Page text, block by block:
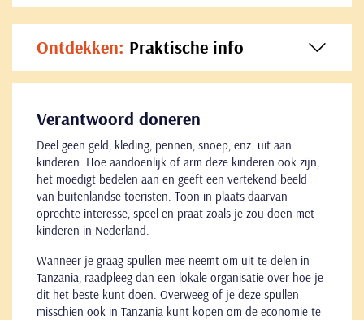
Ontdekken: Praktische info
Verantwoord doneren
Deel geen geld, kleding, pennen, snoep, enz. uit aan
kinderen. Hoe aandoenlijk of arm deze kinderen ook zijn,
het moedigt bedelen aan en geeft een vertekend beeld
van buitenlandse toeristen. Toon in plaats daarvan
oprechte interesse, speel en praat zoals je zou doen met
kinderen in Nederland.
Wanneer je graag spullen mee neemt om uit te delen in
Tanzania, raadpleeg dan een lokale organisatie over hoe je
dit het beste kunt doen. Overweeg of je deze spullen
misschien ook in Tanzania kunt kopen om de economie te